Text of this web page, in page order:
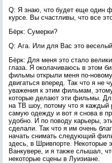
Q: Я знаю, что будет еще один
курсе. Вы счастливы, что все
Бёрк: Сумерки?
Q: Ага. Или для Вас это веселый
Бёрк: Для меня это стало
глаза. Я околачиваюсь в этом
фильмы открыли меня по-
двигаться вперед. Так что я не
уважения к этим фильмам,
которые делают эти фильмы.
на ТВ шоу, потому что я
самую одежду и вот я снова в
удобно. И по поводу карьеры,
сделали. Так что я им очень
начать снимать следующий
здесь, в Шривпорте. Некоторые
Ванкувере, и я также слышал,
некоторые сцены в Луизиане.